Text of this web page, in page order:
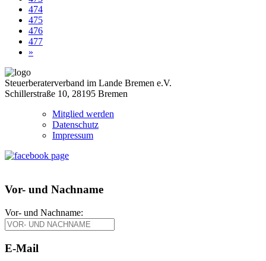
474
475
476
477
»
Steuerberaterverband im Lande Bremen e.V.
Schillerstraße 10, 28195 Bremen
Mitglied werden
Datenschutz
Impressum
Vor- und Nachname
Vor- und Nachname:
E-Mail